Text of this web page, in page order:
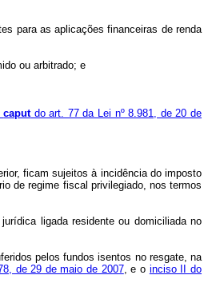
para as aplicações financeiras de renda
ou arbitrado; e
caputdo art. 77 da Lei nº 8.981, de 20 de
ficam sujeitos à incidência do imposto
de regime fiscal privilegiado, nos termos
ligada residente ou domiciliada no
pelos fundos isentos no resgate, na
de 29 de maio de 2007, e o inciso II do